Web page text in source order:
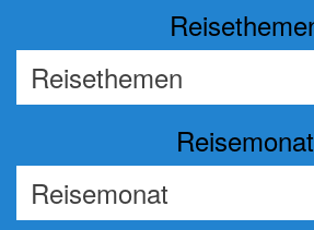
Reisemonat